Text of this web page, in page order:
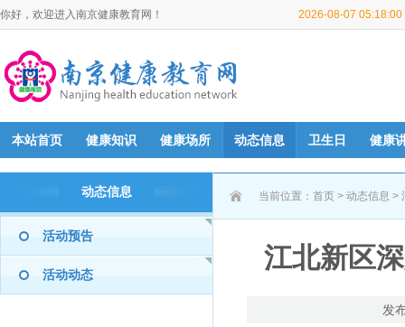
你好，欢迎进入南京健康教育网！ 2026-08-07 05:18:00
本站首页 健康知识 健康场所 动态信息 卫生日 健康
动态信息
活动预告
活动动态
当前位置： 首页 > 动态信息 >
江北新区
发